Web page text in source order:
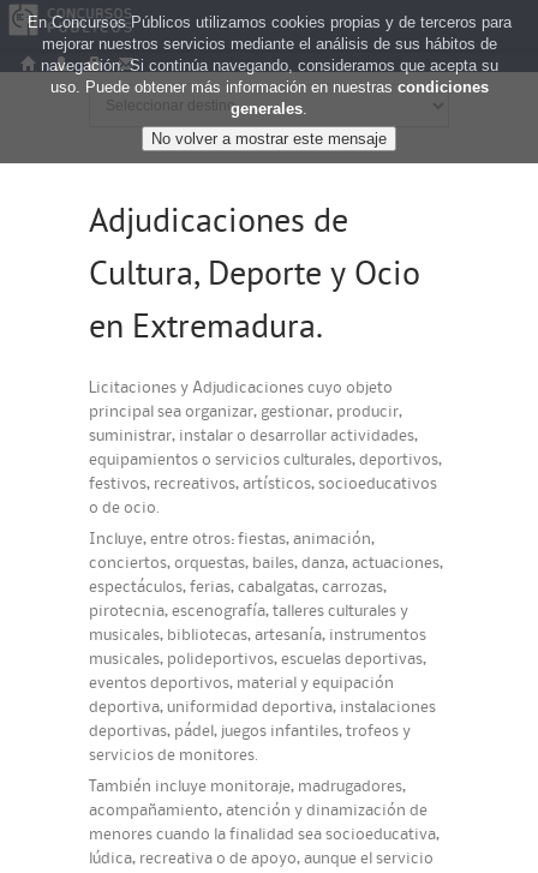
Adjudicaciones de
Cultura, Deporte y Ocio
en Extremadura.
Licitaciones y Adjudicaciones cuyo objeto
principal sea organizar, gestionar, producir,
suministrar, instalar o desarrollar actividades,
equipamientos o servicios culturales, deportivos,
festivos, recreativos, artísticos, socioeducativos
o de ocio.
Incluye, entre otros: fiestas, animación,
conciertos, orquestas, bailes, danza, actuaciones,
espectáculos, ferias, cabalgatas, carrozas,
pirotecnia, escenografía, talleres culturales y
musicales, bibliotecas, artesanía, instrumentos
musicales, polideportivos, escuelas deportivas,
eventos deportivos, material y equipación
deportiva, uniformidad deportiva, instalaciones
deportivas, pádel, juegos infantiles, trofeos y
servicios de monitores.
También incluye monitoraje, madrugadores,
acompañamiento, atención y dinamización de
menores cuando la finalidad sea socioeducativa,
lúdica, recreativa o de apoyo, aunque el servicio
En Concursos Públicos utilizamos cookies propias y de terceros para
mejorar nuestros servicios mediante el análisis de sus hábitos de
navegación. Si continúa navegando, consideramos que acepta su
uso. Puede obtener más información en nuestras condiciones
generales.